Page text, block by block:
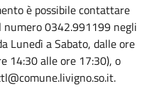
è possibile contattare
numero 0342.991199 negli
Lunedì a Sabato, dalle ore
14:30 alle ore 17:30), o